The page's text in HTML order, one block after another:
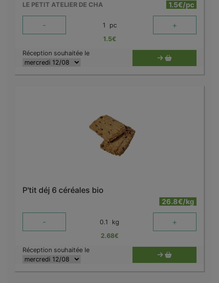
LE PETIT ATELIER DE CHA 1.5€/pc
- 1 pc +
1.5€
Réception souhaitée le
P'tit déj 6 céréales bio
26.8€/kg
- 0.1 kg +
2.68€
Réception souhaitée le